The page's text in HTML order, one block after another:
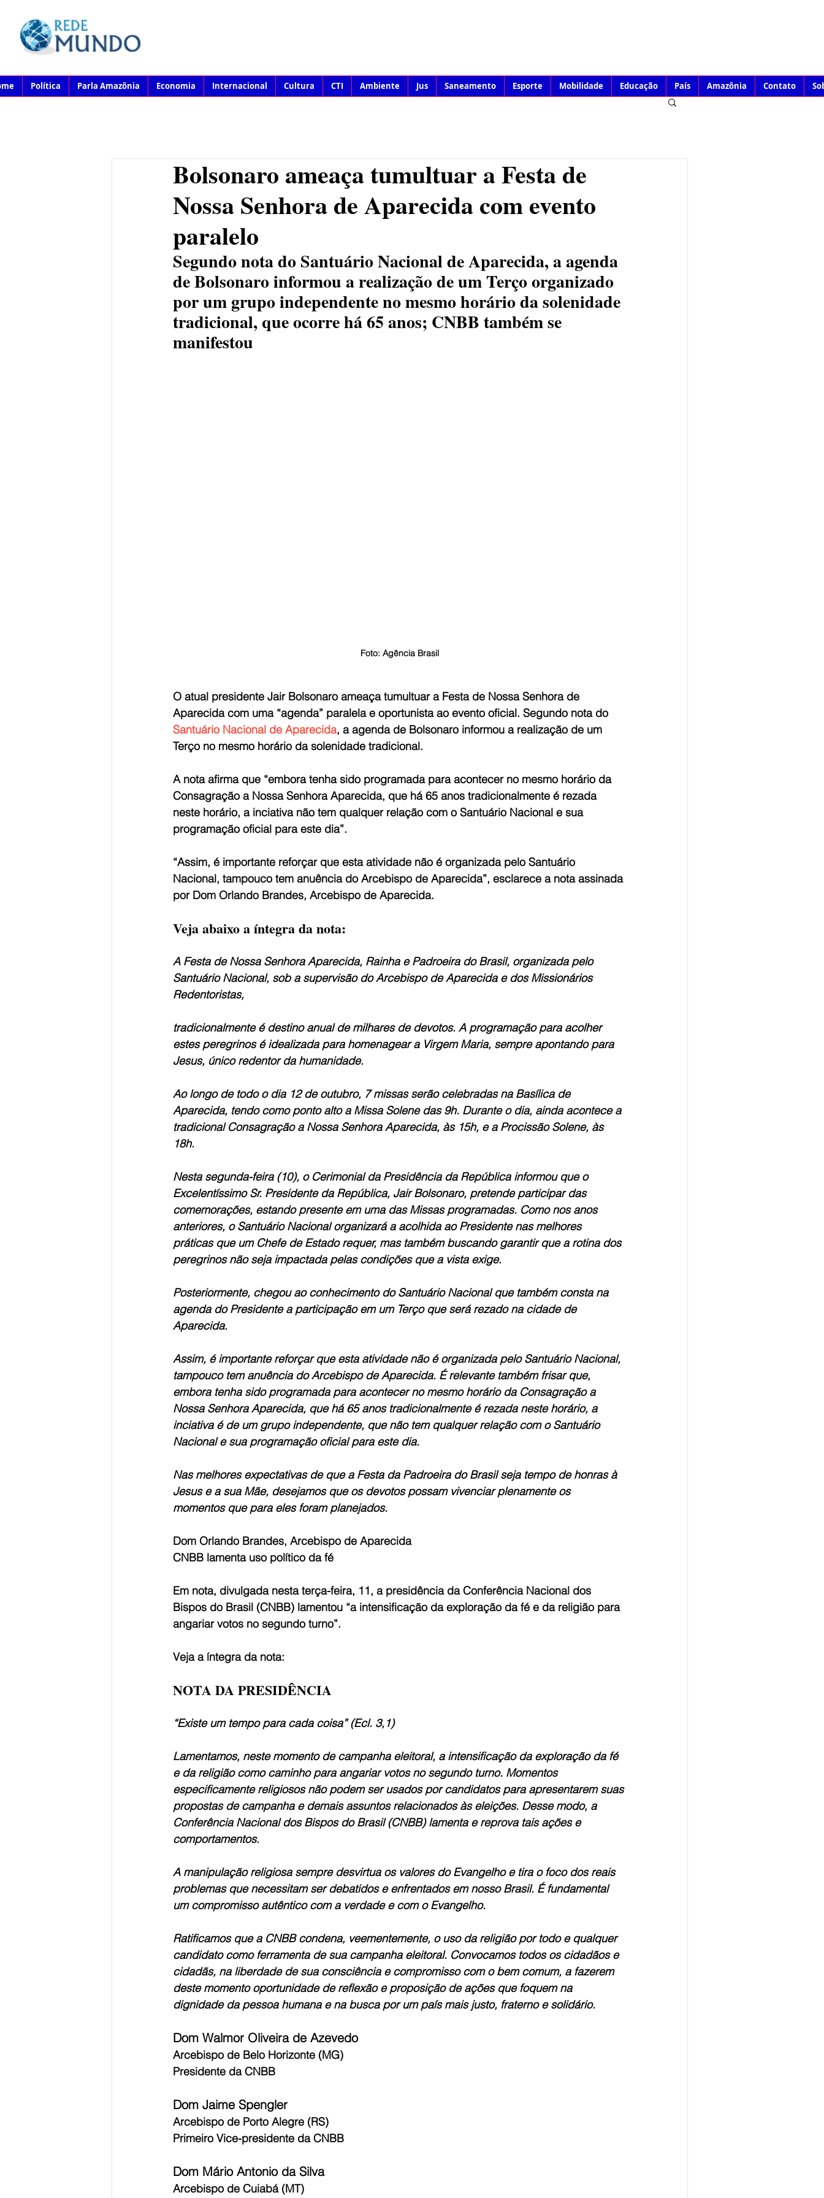
Política Parla Amazônia Economia Internacional Cultura CTI Ambiente Jus Saneamento Esporte Mobilidade Educação País Amazônia Contato
Bolsonaro ameaça tumultuar a Festa de
Nossa Senhora de Aparecida com evento
paralelo
Segundo nota do Santuário Nacional de Aparecida, a agenda
de Bolsonaro informou a realização de um Terço organizado
por um grupo independente no mesmo horário da solenidade
tradicional, que ocorre há 65 anos; CNBB também se
manifestou
Foto: Agência Brasil
O atual presidente Jair Bolsonaro ameaça tumultuar a Festa de Nossa Senhora de
Aparecida com uma “agenda” paralela e oportunista ao evento oficial. Segundo nota do
Santuário Nacional de Aparecida, a agenda de Bolsonaro informou a realização de um
Terço no mesmo horário da solenidade tradicional.
A nota afirma que “embora tenha sido programada para acontecer no mesmo horário da
Consagração a Nossa Senhora Aparecida, que há 65 anos tradicionalmente é rezada
neste horário, a inciativa não tem qualquer relação com o Santuário Nacional e sua
programação oficial para este dia”.
“Assim, é importante reforçar que esta atividade não é organizada pelo Santuário
Nacional, tampouco tem anuência do Arcebispo de Aparecida”, esclarece a nota assinada
por Dom Orlando Brandes, Arcebispo de Aparecida.
Veja abaixo a íntegra da nota:
A Festa de Nossa Senhora Aparecida, Rainha e Padroeira do Brasil, organizada pelo
Santuário Nacional, sob a supervisão do Arcebispo de Aparecida e dos Missionários
Redentoristas,
tradicionalmente é destino anual de milhares de devotos. A programação para acolher
estes peregrinos é idealizada para homenagear a Virgem Maria, sempre apontando para
Jesus, único redentor da humanidade.
Ao longo de todo o dia 12 de outubro, 7 missas serão celebradas na Basílica de
Aparecida, tendo como ponto alto a Missa Solene das 9h. Durante o dia, ainda acontece a
tradicional Consagração a Nossa Senhora Aparecida, às 15h, e a Procissão Solene, às
18h.
Nesta segunda-feira (10), o Cerimonial da Presidência da República informou que o
Excelentíssimo Sr. Presidente da República, Jair Bolsonaro, pretende participar das
comemorações, estando presente em uma das Missas programadas. Como nos anos
anteriores, o Santuário Nacional organizará a acolhida ao Presidente nas melhores
práticas que um Chefe de Estado requer, mas também buscando garantir que a rotina dos
peregrinos não seja impactada pelas condições que a vista exige.
Posteriormente, chegou ao conhecimento do Santuário Nacional que também consta na
agenda do Presidente a participação em um Terço que será rezado na cidade de
Aparecida.
Assim, é importante reforçar que esta atividade não é organizada pelo Santuário Nacional,
tampouco tem anuência do Arcebispo de Aparecida. É relevante também frisar que,
embora tenha sido programada para acontecer no mesmo horário da Consagração a
Nossa Senhora Aparecida, que há 65 anos tradicionalmente é rezada neste horário, a
inciativa é de um grupo independente, que não tem qualquer relação com o Santuário
Nacional e sua programação oficial para este dia.
Nas melhores expectativas de que a Festa da Padroeira do Brasil seja tempo de honras à
Jesus e a sua Mãe, desejamos que os devotos possam vivenciar plenamente os
momentos que para eles foram planejados.
Dom Orlando Brandes, Arcebispo de Aparecida
CNBB lamenta uso político da fé
Em nota, divulgada nesta terça-feira, 11, a presidência da Conferência Nacional dos
Bispos do Brasil (CNBB) lamentou “a intensificação da exploração da fé e da religião para
angariar votos no segundo turno”.
Veja a íntegra da nota:
NOTA DA PRESIDÊNCIA
“Existe um tempo para cada coisa” (Ecl. 3,1)
Lamentamos, neste momento de campanha eleitoral, a intensificação da exploração da fé
e da religião como caminho para angariar votos no segundo turno. Momentos
especificamente religiosos não podem ser usados por candidatos para apresentarem suas
propostas de campanha e demais assuntos relacionados às eleições. Desse modo, a
Conferência Nacional dos Bispos do Brasil (CNBB) lamenta e reprova tais ações e
comportamentos.
A manipulação religiosa sempre desvirtua os valores do Evangelho e tira o foco dos reais
problemas que necessitam ser debatidos e enfrentados em nosso Brasil. É fundamental
um compromisso autêntico com a verdade e com o Evangelho.
Ratificamos que a CNBB condena, veementemente, o uso da religião por todo e qualquer
candidato como ferramenta de sua campanha eleitoral. Convocamos todos os cidadãos e
cidadãs, na liberdade de sua consciência e compromisso com o bem comum, a fazerem
deste momento oportunidade de reflexão e proposição de ações que foquem na
dignidade da pessoa humana e na busca por um país mais justo, fraterno e solidário.
Dom Walmor Oliveira de Azevedo
Arcebispo de Belo Horizonte (MG)
Presidente da CNBB
Dom Jaime Spengler
Arcebispo de Porto Alegre (RS)
Primeiro Vice-presidente da CNBB
Dom Mário Antonio da Silva
Arcebispo de Cuiabá (MT)